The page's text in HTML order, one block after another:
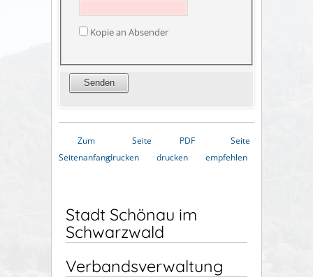
Kopie an Absender
Zum
Seitenanfang
Seite
drucken
PDF
drucken
Seite
empfehlen
Stadt Schönau im
Schwarzwald
Verbandsverwaltung